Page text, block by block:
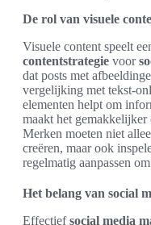
De rol van visuele
Visuele content speelt
contentstrategie voor
dat posts met
vergelijking met tekst-
elementen helpt om
maakt het gemakkelijker
Merken moeten niet
creëren, maar ook
regelmatig aanpassen
Het belang van social
Effectiefsocial media